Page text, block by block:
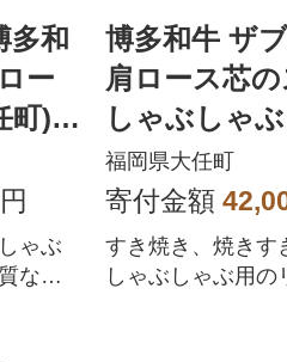
多和
ー
町)全
円
ゃぶ
な黒
博多和牛 ザ
肩ロース芯
しゃぶしゃ
き用 6人前(
福岡県大任町
寄付金額
すき焼き、焼きす
しゃぶしゃぶ用の